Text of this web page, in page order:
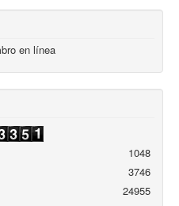
en línea
1048
3746
24955